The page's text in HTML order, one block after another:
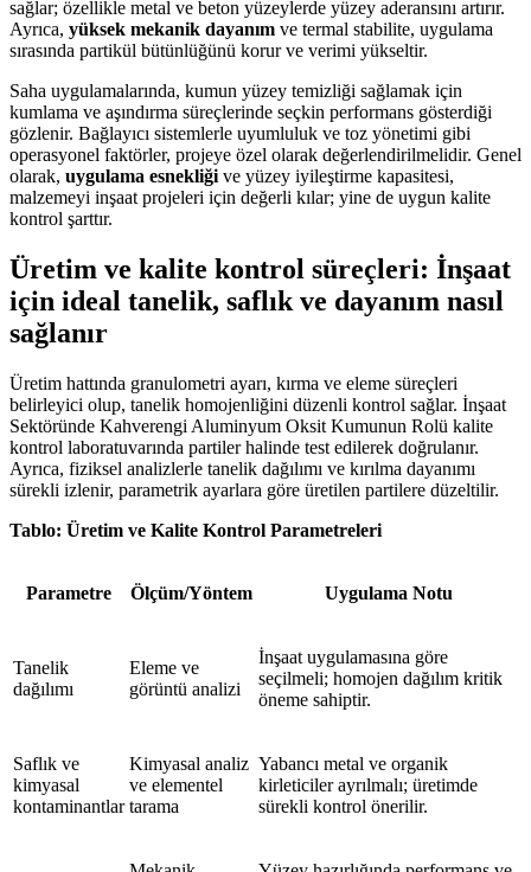
sağlar; özellikle metal ve beton yüzeylerde yüzey aderansını artırır.
Ayrıca, yüksek mekanik dayanım ve termal stabilite, uygulama
sırasında partikül bütünlüğünü korur ve verimi yükseltir.
Saha uygulamalarında, kumun yüzey temizliği sağlamak için
kumlama ve aşındırma süreçlerinde seçkin performans gösterdiği
gözlenir. Bağlayıcı sistemlerle uyumluluk ve toz yönetimi gibi
operasyonel faktörler, projeye özel olarak değerlendirilmelidir. Genel
olarak, uygulama esnekliği ve yüzey iyileştirme kapasitesi,
malzemeyi inşaat projeleri için değerli kılar; yine de uygun kalite
kontrol şarttır.
Üretim ve kalite kontrol süreçleri: İnşaat
için ideal tanelik, saflık ve dayanım nasıl
sağlanır
Üretim hattında granulometri ayarı, kırma ve eleme süreçleri
belirleyici olup, tanelik homojenliğini düzenli kontrol sağlar. İnşaat
Sektöründe Kahverengi Aluminyum Oksit Kumunun Rolü kalite
kontrol laboratuvarında partiler halinde test edilerek doğrulanır.
Ayrıca, fiziksel analizlerle tanelik dağılımı ve kırılma dayanımı
sürekli izlenir, parametrik ayarlara göre üretilen partilere düzeltilir.
Tablo: Üretim ve Kalite Kontrol Parametreleri
Parametre Ölçüm/Yöntem Uygulama Notu
Tanelik
dağılımı
Eleme ve
görüntü analizi
İnşaat uygulamasına göre
seçilmeli; homojen dağılım kritik
öneme sahiptir.
Saflık ve
kimyasal
kontaminantlar
Kimyasal analiz
ve elementel
tarama
Yabancı metal ve organik
kirleticiler ayrılmalı; üretimde
sürekli kontrol önerilir.